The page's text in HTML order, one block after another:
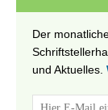
Der
und Aktuelles.